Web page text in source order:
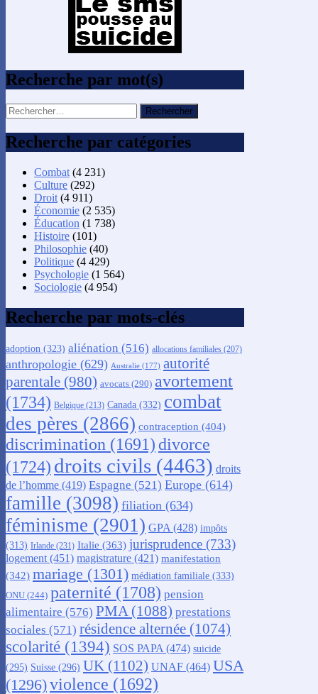
Recherche par mot(s)
Rechercher :
Recherche par catégories
Combat (4 231)
Culture (292)
Droit (4 911)
Économie (2 535)
Éducation (1 738)
Histoire (101)
Philosophie (40)
Politique (4 429)
Psychologie (1 564)
Sociologie (4 954)
Recherche par mots-clés
adoption (323) aliénation (516) allocations familiales (207)
anthropologie (629) Australie (177) autorité
parentale (980) avocats (290) avortement
(1734) Belgique (213) Canada (332) combat
des pères (2866) contraception (404)
discrimination (1691) divorce
(1724) droits civils (4463) droits
de l’homme (419) Espagne (521) Europe (614)
famille (3098) filiation (634)
féminisme (2901) GPA (428) impôts
(313) Irlande (231) Italie (363) jurisprudence (733)
logement (451) magistrature (421) manifestation
(342) mariage (1301) médiation familiale (333)
ONU (244) paternité (1708) pension
alimentaire (576) PMA (1088) prestations
sociales (571) résidence alternée (1074)
scolarité (1394) SOS PAPA (474) suicide
(295) Suisse (296) UK (1102) UNAF (464) USA
(1296)violence (1692)